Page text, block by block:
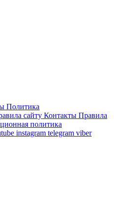
Политика
сайту Контакты Правила
политика
instagram telegram viber